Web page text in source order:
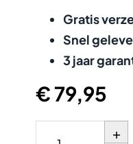
Gratis
Snel
3 jaar
€ 79,95
+